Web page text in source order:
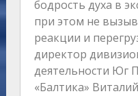
бодрость духа в
при этом не
реакции и
директор
деятельности Юг
«Балтика»